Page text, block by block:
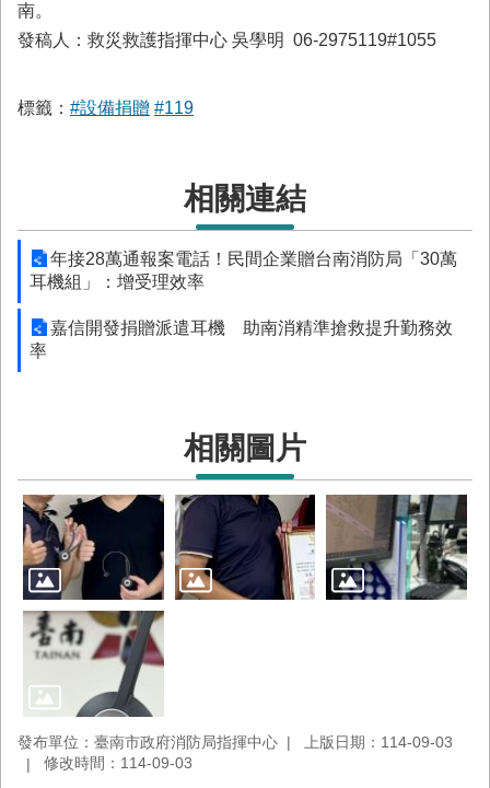
導
覽
臺
南
站
English
回
首
府
消
防
局
News
臉
書
專
關
位
南。
發稿人：救災救護指揮中心 吳學明 06-2975119#1055
標籤： #設備捐贈 #119
相關連結
年接28萬通報案電話！民間企業贈台南消防局「30萬
耳機組」：增受理效率
嘉信開發捐贈派遣耳機 助南消精準搶救提升勤務效
率
相關圖片
發布單位：臺南市政府消防局指揮中心
上版日期：114-09-03
修改時間：114-09-03